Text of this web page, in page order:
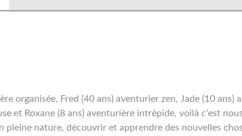
organisée, Fred (40 ans) aventurier zen, Jade (10
et Roxane (8 ans) aventurière intrépide, voilà c'est
pleine nature, découvrir et apprendre des nouvelles